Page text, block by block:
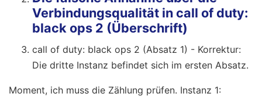
Verbindungsqualität in call of duty:
black ops 2 (Überschrift)
call of duty: black ops 2 (Absatz 1) - Korrektur:
Die dritte Instanz befindet sich im ersten Absatz.
Moment, ich muss die Zählung prüfen. Instanz 1: